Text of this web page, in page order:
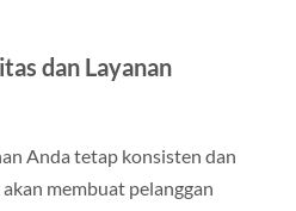
dan Layanan
Anda tetap konsisten dan
membuat pelanggan